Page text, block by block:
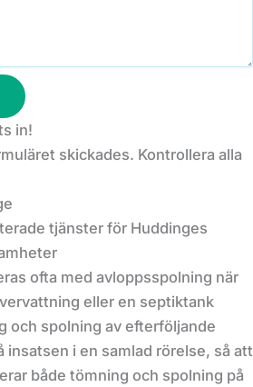
in!
skickades. Kontrollera alla
tjänster för Huddinges
ofta med avloppsspolning när
eller en septiktank
och spolning av efterföljande
insatsen i en samlad rörelse, så att
både tömning och spolning på